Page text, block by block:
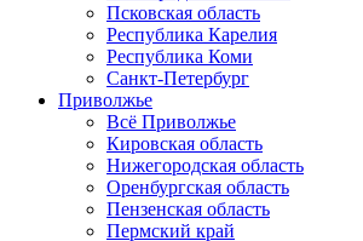
Псковская область
Республика Карелия
Республика Коми
Санкт-Петербург
Приволжье
Всё Приволжье
Кировская область
Нижегородская область
Оренбургская область
Пензенская область
Пермский край